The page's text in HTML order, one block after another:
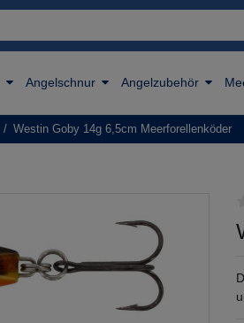
Angelschnur Angelzubehör
Westin Goby 14g 6,5cm Meerforellenköder